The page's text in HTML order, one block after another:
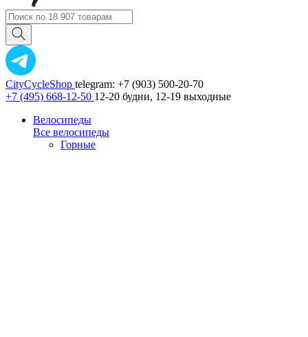
CityCycleShop telegram: +7 (903) 500-20-70
+7 (495) 668-12-50 12-20 будни, 12-19 выходные
Велосипеды
Все велосипеды
Горные